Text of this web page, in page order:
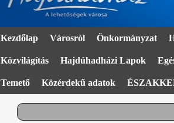
Kezdőlap Városról Önkormányzat
Közvilágítás Hajdúhadházi Lapok
Temető Közérdekű adatok